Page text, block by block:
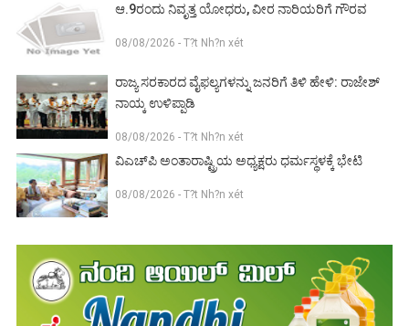
ಆ.9ರಂದು ನಿವೃತ್ತ ಯೋಧರು, ವೀರ ನಾರಿಯರಿಗೆ ಗೌರವ
08/08/2026 - T?t Nh?n xét
ರಾಜ್ಯ ಸರಕಾರದ ವೈಫಲ್ಯಗಳನ್ನು ಜನರಿಗೆ ತಿಳಿ ಹೇಳಿ: ರಾಜೇಶ್
ನಾಯ್ಕ ಉಳಿಪ್ಪಾಡಿ
08/08/2026 - T?t Nh?n xét
ವಿಎಚ್‌ಪಿ ಅಂತಾರಾಷ್ಟ್ರಿಯ ಅಧ್ಯಕ್ಷರು ಧರ್ಮಸ್ಥಳಕ್ಕೆ ಭೇಟಿ
08/08/2026 - T?t Nh?n xét